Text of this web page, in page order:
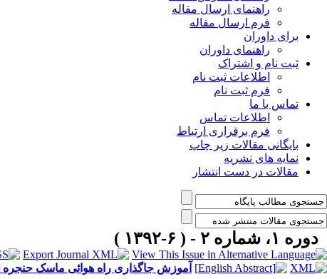
راهنمای ارسال مقاله
فرم ارسال مقاله
برای داوران
راهنمای داوران
ثبت نام و اشتراک
اطلاعات ثبت نام
فرم ثبت نام
تماس با ما
اطلاعات تماس
فرم برقراری ارتباط
بایگانی مقالات زیر چاپ
نمایه های نشریه
مقالات در دست انتشار
دوره ۱، شماره ۲ - ( ۶-۱۳۹۲ )
آموزش جاگذاری راه هوائی ماسک حنجره